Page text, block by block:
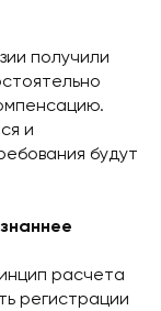
получили
и
будут
расчета
регистрации